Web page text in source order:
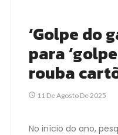
‘Golpe do
para
rouba
11 De Agosto De 2025
No início do ano,